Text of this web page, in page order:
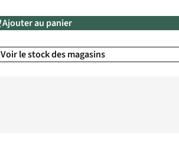
Ajouter au panier
Voir le stock des magasins